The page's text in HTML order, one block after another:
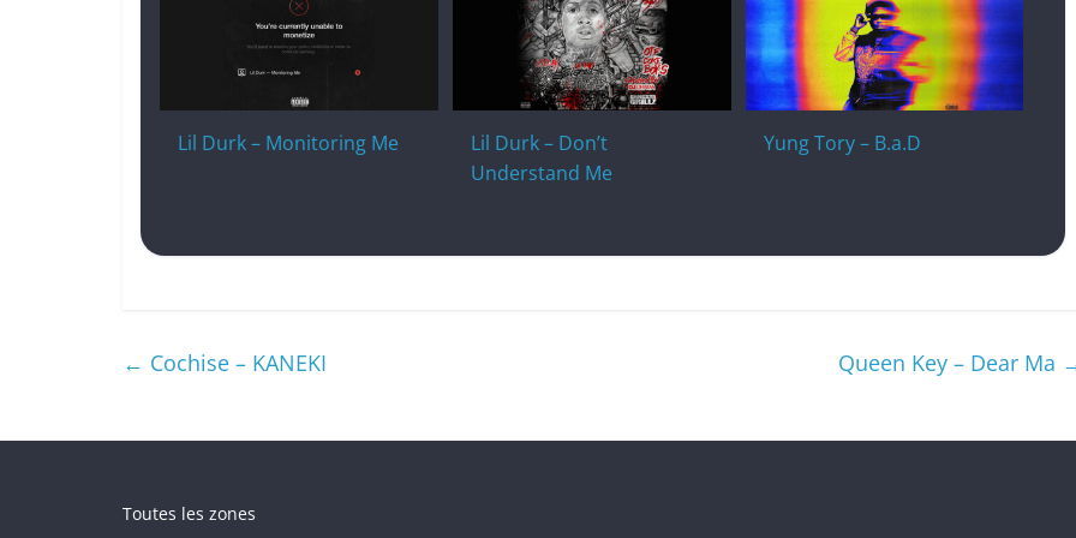
Lil Durk – Monitoring Me
Lil Durk – Don’t
Understand Me
Yung Tory – B.a.D
← Cochise – KANEKI Queen Key – Dear Ma
Toutes les zones